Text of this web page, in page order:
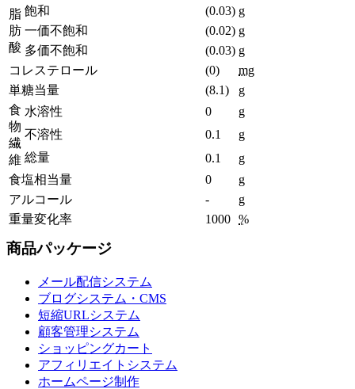
脂
肪
酸
飽和 (0.03) g
一価不飽和
(0.02) g
多価不飽和
(0.03) g
コレステロール
(0)
mg
単糖当量
(8.1)
g
食
物
繊
維
水溶性 0
g
不溶性
0.1
g
総量
0.1
g
食塩相当量
0
g
アルコール
-
g
重量変化率
1000 %
商品パッケージ
メール配信システム
ブログシステム・CMS
短縮URLシステム
顧客管理システム
ショッピングカート
アフィリエイトシステム
ホームページ制作